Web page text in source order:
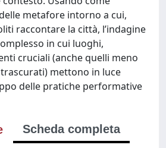
metafore intorno a cui,
raccontare la città, l’indagine
in cui luoghi,
cruciali (anche quelli meno
mettono in luce
delle pratiche performative
Scheda completa